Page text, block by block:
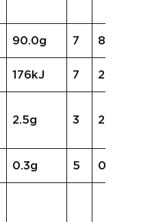
90.0g 7 86.2g
176kJ 7 229kJ
2.5g 3 2.2g
0.3g 5 0.3g